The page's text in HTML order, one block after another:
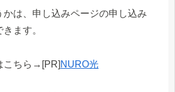
かは、申し込みページの申し込み
ます。
こちら→[PR] NURO光